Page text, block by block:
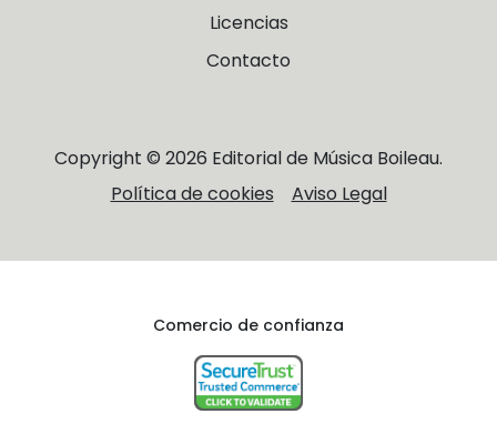
Licencias
Contacto
Copyright © 2026 Editorial de Música Boileau.
Política de cookies
Aviso Legal
Comercio de confianza